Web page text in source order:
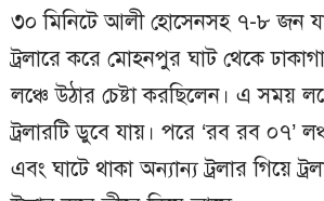
৩০ মিনিটে আলী হোসেনসহ ৭-৮ জন
ট্রলারে করে মোহনপুর ঘাট থেকে
লঞ্চে উঠার চেষ্টা করছিলেন। এ সময়
ট্রলারটি ডুবে যায়। পরে ‘রব রব ০৭’
এবং ঘাটে থাকা অন্যান্য ট্রলার গিয়ে